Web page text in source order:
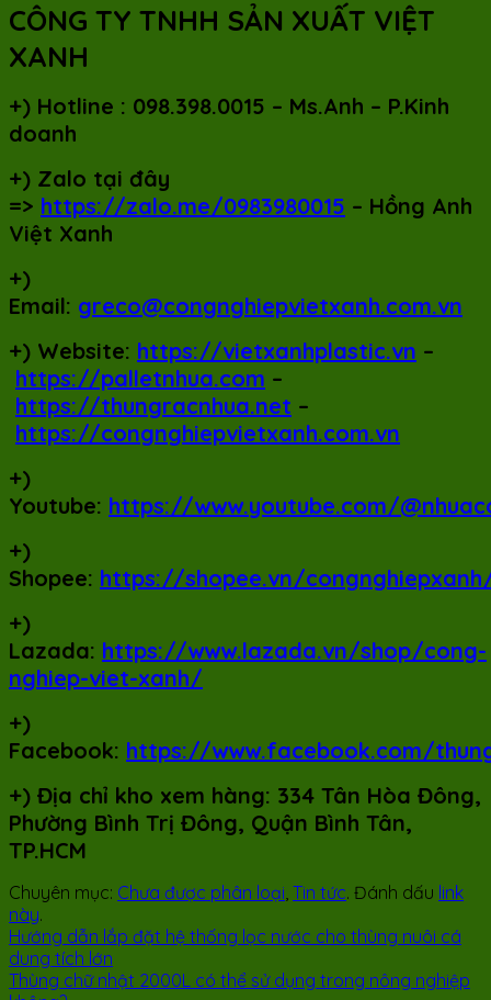
CÔNG TY TNHH SẢN XUẤT VIỆT
XANH
+) Hotline : 098.398.0015 – Ms.Anh – P.Kinh
doanh
+) Zalo tại đây
=> https://zalo.me/0983980015 – Hồng Anh
Việt Xanh
+)
Email: greco@congnghiepvietxanh.com.vn
+) Website: https://vietxanhplastic.vn –
https://palletnhua.com –
https://thungracnhua.net –
https://congnghiepvietxanh.com.vn
+)
Youtube: https://www.youtube.com/
+)
Shopee: https://shopee.vn/
+)
Lazada: https://www.lazada.vn/shop/cong-
nghiep-viet-xanh/
+)
Facebook: https://www.facebook.com/
+) Địa chỉ kho xem hàng: 334 Tân Hòa Đông,
Phường Bình Trị Đông, Quận Bình Tân,
TP.HCM
Chuyên mục: Chưa được phân loại Tin tức. Đánh dấu link
này.
Hướng dẫn lắp đặt hệ thống lọc nước cho thùng nuôi cá
dung tích lớn
Thùng chữ nhật 2000L có thể sử dụng trong nông nghiệp